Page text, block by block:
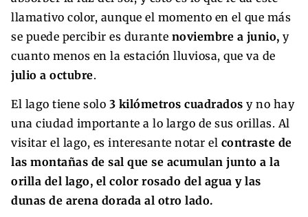
llamativo color, aunque el momento en el que más
se puede percibir es durante noviembre a junio, y
cuanto menos en la estación lluviosa, que va de
julio a octubre.
El lago tiene solo 3 kilómetros cuadrados y no hay
una ciudad importante a lo largo de sus orillas. Al
visitar el lago, es interesante notar el contraste de
las montañas de sal que se acumulan junto a la
orilla del lago, el color rosado del agua y las
dunas de arena dorada al otro lado.